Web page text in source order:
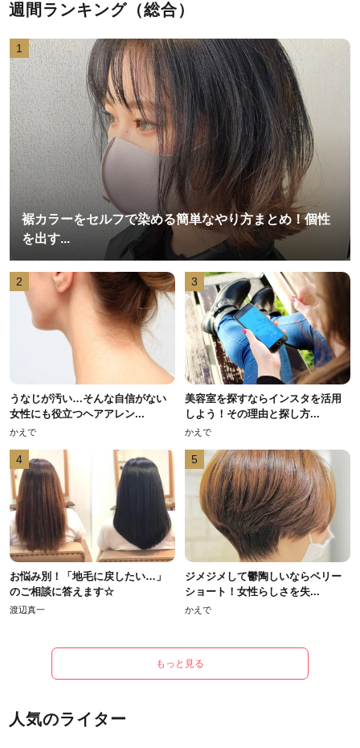
週間ランキング（総合）
1
裾カラーをセルフで染める簡単なやり方まとめ！個性
を出す...
2
うなじが汚い…そんな自信がない
女性にも役立つヘアアレン...
かえで
3
美容室を探すならインスタを活用
しよう！その理由と探し方...
かえで
4
お悩み別！「地毛に戻したい…」
のご相談に答えます☆
渡辺真一
5
ジメジメして鬱陶しいならベリー
ショート！女性らしさを失...
かえで
もっと見る
人気のライター